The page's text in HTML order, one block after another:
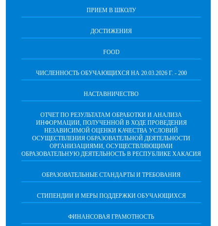
ПРИЕМ В ШКОЛУ
ДОСТИЖЕНИЯ
FOOD
ЧИСЛЕННОСТЬ ОБУЧАЮЩИХСЯ НА 20.03.2026 Г. - 200
НАСТАВНИЧЕСТВО
ОТЧЕТ ПО РЕЗУЛЬТАТАМ ОБРАБОТКИ И АНАЛИЗА
ИНФОРМАЦИИ, ПОЛУЧЕННОЙ В ХОДЕ ПРОВЕДЕНИЯ
НЕЗАВИСИМОЙ ОЦЕНКИ КАЧЕСТВА УСЛОВИЙ
ОСУЩЕСТВЛЕНИЯ ОБРАЗОВАТЕЛЬНОЙ ДЕЯТЕЛЬНОСТИ
ОРГАНИЗАЦИЯМИ, ОСУЩЕСТВЛЯЮЩИМИ
ОБРАЗОВАТЕЛЬНУЮ ДЕЯТЕЛЬНОСТЬ В РЕСПУБЛИКЕ ХАКАСИЯ
ОБРАЗОВАТЕЛЬНЫЕ СТАНДАРТЫ И ТРЕБОВАНИЯ
СТИПЕНДИИ И МЕРЫ ПОДДЕРЖКИ ОБУЧАЮЩИХСЯ
ФИНАНСОВАЯ ГРАМОТНОСТЬ